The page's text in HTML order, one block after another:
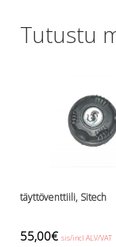
Tutustu
täyttöventtiili, Sitech
55,00€ sis/incl ALV/VAT